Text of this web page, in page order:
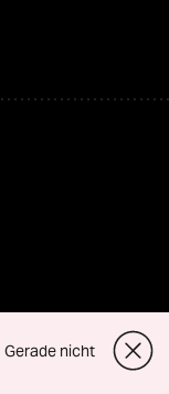
Gerade nicht